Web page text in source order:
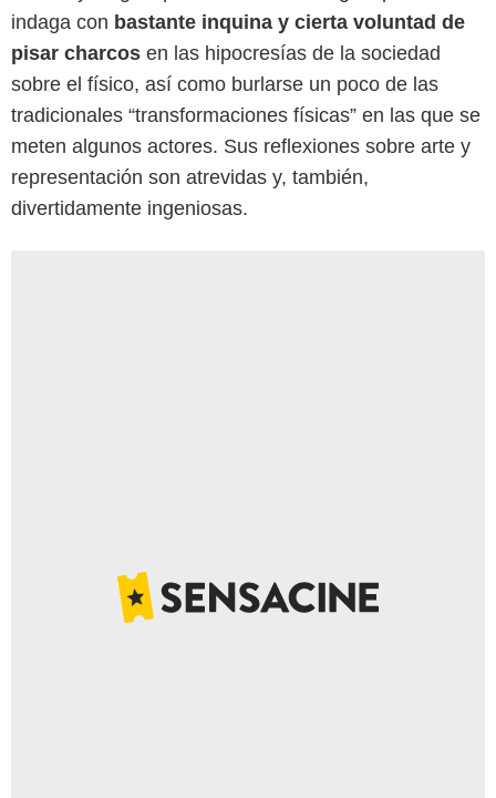
indaga con bastante inquina y cierta voluntad de
pisar charcos en las hipocresías de la sociedad
sobre el físico, así como burlarse un poco de las
tradicionales “transformaciones físicas” en las que se
meten algunos actores. Sus reflexiones sobre arte y
representación son atrevidas y, también,
divertidamente ingeniosas.